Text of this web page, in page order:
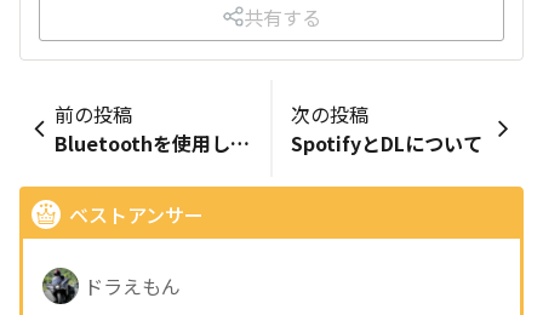
共有する
前の投稿
Bluetoothを使用しながらカメラを撮影するとシャットダウンする
次の投稿
SpotifyとDLについて
ベストアンサー
ドラえもん